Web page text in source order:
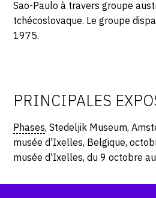
À
CGU
CGV
Sao-Paulo à travers groupe
tchécoslovaque. Le groupe
1975.
PRINCIPALES
Phases, Stedeljik Museum,
musée d'Ixelles, Belgique,
musée d'Ixelles, du 9 octobre